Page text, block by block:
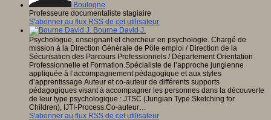
Boulogne
Professeure documentaliste stagiaire
S'abonner au flux RSS de cet utilisateur
Bourne David J.
Psychologue, enseignant et chercheur en psychologie. Chargé de
mission à la Direction Générale de Pôle emploi / Direction de la
Sécurisation des Parcours Professionnels / Département Orientation
Professionnelle et Formation.Spécialiste de l’approche jungienne
appliquée à l’accompagnement pédagogique et aux styles
d’apprentissage.Auteur et co-auteur de différents supports
pédagogiques visant à accompagner les personnes dans la découverte
de leur type psychologique : JTSC (Jungian Type Sketching for
Children), IJTI-Process.Co-auteur…
S'abonner au flux RSS de cet utilisateur